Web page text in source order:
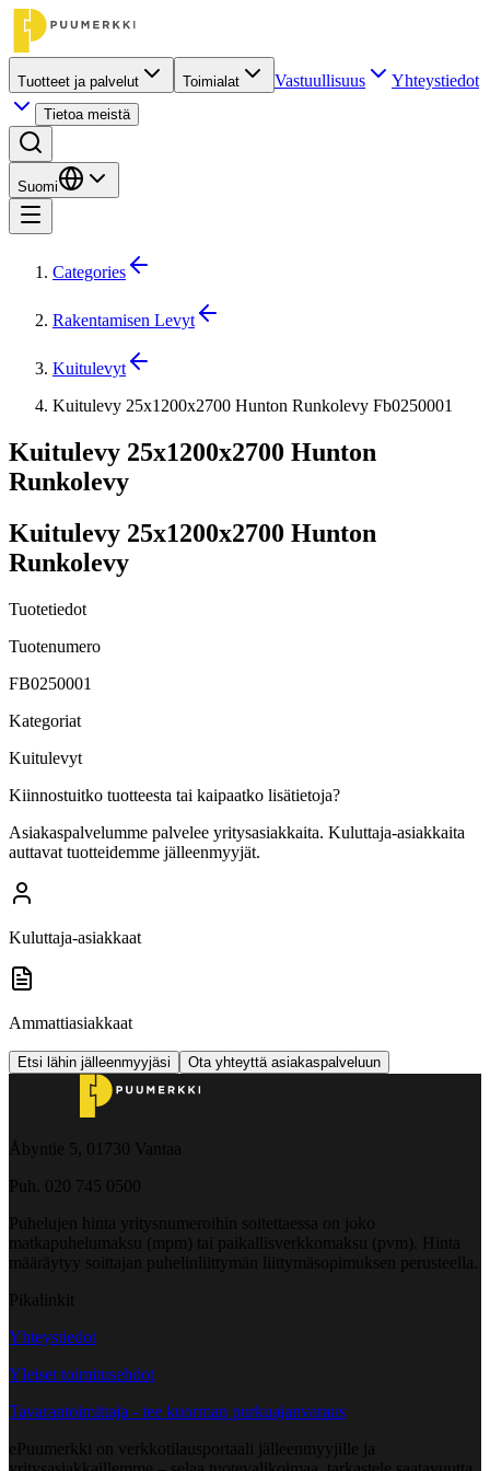
Tuotteet ja palvelut Toimialat Vastuullisuus Yhteystiedot
Tietoa meistä
Suomi
Categories
Rakentamisen Levyt
Kuitulevyt
Kuitulevy 25x1200x2700 Hunton Runkolevy Fb0250001
Kuitulevy 25x1200x2700 Hunton
Runkolevy
Kuitulevy 25x1200x2700 Hunton
Runkolevy
Tuotetiedot
Tuotenumero
FB0250001
Kategoriat
Kuitulevyt
Kiinnostuitko tuotteesta tai kaipaatko lisätietoja?
Asiakaspalvelumme palvelee yritysasiakkaita. Kuluttaja-asiakkaita
auttavat tuotteidemme jälleenmyyjät.
Kuluttaja-asiakkaat
Ammattiasiakkaat
Etsi lähin jälleenmyyjäsi Ota yhteyttä asiakaspalveluun
Åbyntie 5, 01730 Vantaa
Puh. 020 745 0500
Puhelujen hinta yritysnumeroihin soitettaessa on joko
matkapuhelumaksu (mpm) tai paikallisverkkomaksu (pvm). Hinta
määräytyy soittajan puhelinliittymän liittymäsopimuksen perusteella.
Pikalinkit
Yhteystiedot
Yleiset toimitusehdot
Tavarantoimittaja - tee kuorman purkuajanvaraus
ePuumerkki on verkkotilausportaali jälleenmyyjille ja